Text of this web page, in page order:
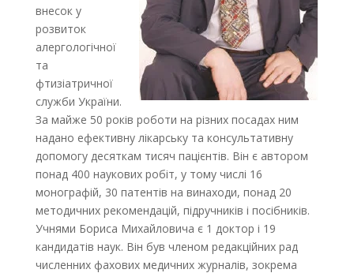
внесок у
розвиток
алергологічної
та
фтизіатричної
служби України.
За майже 50 років роботи на різних посадах ним
надано ефективну лікарську та консультативну
допомогу десяткам тисяч пацієнтів. Він є автором
понад 400 наукових робіт, у тому числі 16
монографій, 30 патентів на винаходи, понад 20
методичних рекомендацій, підручників і посібників.
Учнями Бориса Михайловича є 1 доктор і 19
кандидатів наук. Він був членом редакційних рад
численних фахових медичних журналів, зокрема